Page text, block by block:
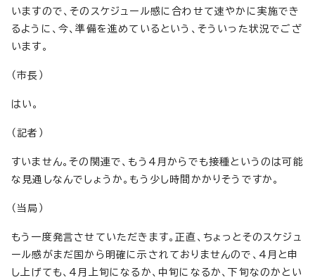
いますので、そのスケジュール感に合わせて速やかに実施でき
るように、今、準備を進めているという、そういった状況でござ
います。
（市長）
はい。
（記者）
すいません。その関連で、もう4月からでも接種というのは可能
な見通しなんでしょうか。もう少し時間かかりそうですか。
（当局）
もう一度発言させていただきます。正直、ちょっとそのスケジュ
ール感がまだ国から明確に示されておりませんので、4月と申
し上げても、4月上旬になるか、中旬になるか、下旬なのかとい